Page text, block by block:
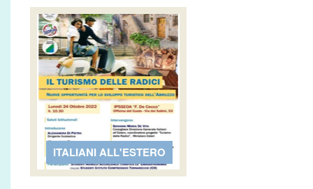
ITALIANI ALL'ESTERO